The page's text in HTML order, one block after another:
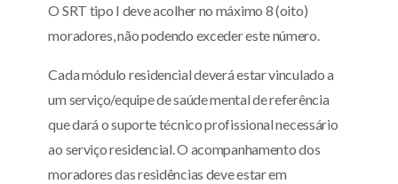
O SRT tipo I deve acolher no máximo 8 (oito)
moradores, não podendo exceder este número.
Cada módulo residencial deverá estar vinculado a
um serviço/equipe de saúde mental de referência
que dará o suporte técnico profissional necessário
ao serviço residencial. O acompanhamento dos
moradores das residências deve estar em